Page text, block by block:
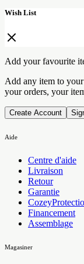
Wish List
Add your favourite
Add any item to
your orders, your
Create Account
Aide
Centre d'aide
Livraison
Retour
Garantie
Financement
Assemblage
Magasiner